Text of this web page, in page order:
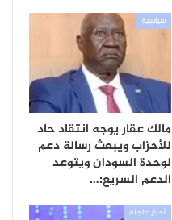
سياسية
مالك عقار يوجه انتقاد حاد
للأحزاب ويبعث رسالة دعم
لوحدة السودان ويتوعد
الدعم السريع:…
أخبار عاجلة